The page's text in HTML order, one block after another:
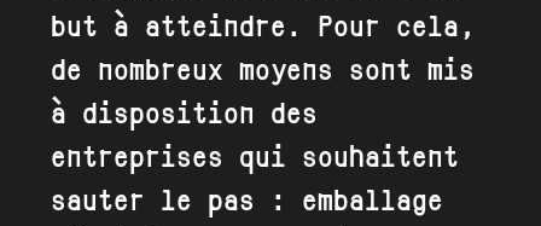
but à atteindre. Pour cela,
de nombreux moyens sont mis
à disposition des
entreprises qui souhaitent
sauter le pas : emballage